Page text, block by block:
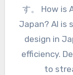
す。 How is
Japan? AI is
design in
efficiency.
to